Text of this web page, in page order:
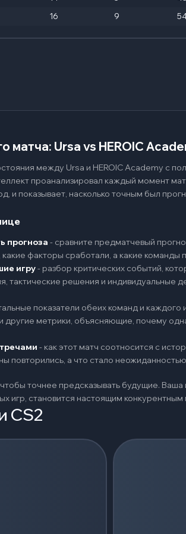
16 9
матча: Ursa vs HEROIC
между Ursa и HEROIC Academy с
проанализировал каждый момент
и показывает, насколько точным был
прогноза - сравните предматчевый
факторы сработали, а какие команды
игру- разбор критических событий,
тактические решения и индивидуальные
показатели обеих команд и каждого
другие метрики, объясняющие, почему
- как этот матч соотносится с
повторились, а что стало
точнее предсказывать будущие. Ваша
игр, становится настоящим
CS2